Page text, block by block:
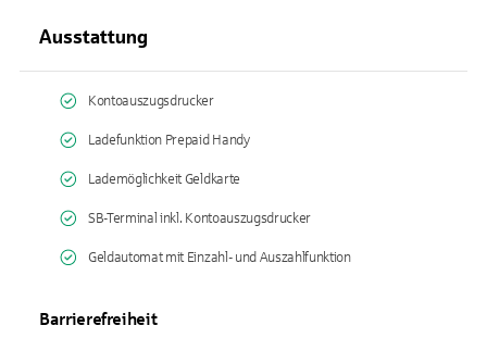
Ausstattung
Kontoauszugsdrucker
Ladefunktion Prepaid Handy
Lademöglichkeit Geldkarte
SB-Terminal inkl. Kontoauszugsdrucker
Geldautomat mit Einzahl- und Auszahlfunktion
Barrierefreiheit